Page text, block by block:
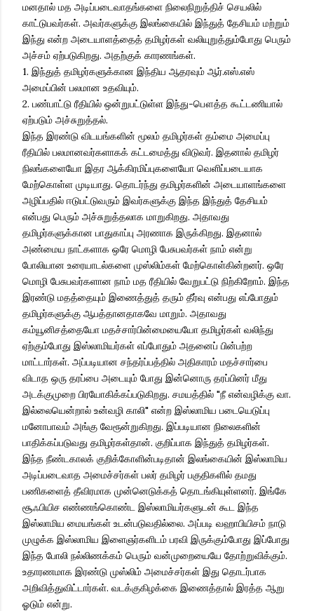
மனதால் மத அடிப்படைவாதங்களை நிலைநிறுத்திச் செயலில்
காட்டுபவர்கள். அவர்களுக்கு இலங்கையில் இந்துத் தேசியம் மற்றும்
இந்து என்ற அடையாளத்தைத் தமிழர்கள் வலியுறுத்தும்போது பெரும்
அச்சம் ஏற்படுகிறது. அதற்குக் காரணங்கள்.
1. இந்துத் தமிழர்களுக்கான இந்திய ஆதரவும் ஆர்.எஸ்.எஸ்
அமைப்பின் பலமான உதவியும்.
2. பண்பாட்டு ரீதியில் ஒன்றுபட்டுள்ள இந்து-பௌத்த கூட்டணியால்
ஏற்படும் அச்சுறுத்தல்.
இந்த இரண்டு விடயங்களின் மூலம் தமிழர்கள் தம்மை அமைப்பு
ரீதியில் பலமானவர்களாகக் கட்டமைத்து விடுவர். இதனால் தமிழர்
நிலங்களையோ இதர ஆக்கிரமிப்புகளையோ வெளிப்படையாக
மேற்கொள்ள முடியாது. தொடர்ந்து தமிழர்களின் அடையாளங்களை
அழிப்பதில் ஈடுபட்டுவரும் இவர்களுக்கு இந்த இந்துத் தேசியம்
என்பது பெரும் அச்சுறுத்தலாக மாறுகிறது. அதாவது
தமிழர்களுக்கான பாதுகாப்பு அரணாக இருக்கிறது. இதனால்
அண்மைய நாட்களாக ஒரே மொழி பேசுபவர்கள் நாம் என்று
போலியான உரையாடல்களை முஸ்லிம்கள் மேற்கொள்கின்றனர். ஒரே
மொழி பேசுபவர்களான நாம் மத ரீதியில் வேறுபட்டு நிற்கிறோம். இந்த
இரண்டு மதத்தையும் இணைத்துத் தரும் தீர்வு என்பது எப்போதும்
தமிழர்களுக்கு ஆபத்தானதாகவே மாறும். அதாவது
கம்யூனிசத்தையோ மதச்சார்பின்மையையோ தமிழர்கள் வலிந்து
ஏற்கும்போது இஸ்லாமியர்கள் எப்போதும் அதனைப் பின்பற்ற
மாட்டார்கள். அப்படியான சந்தர்ப்பத்தில் அதிகாரம் மதச்சார்பை
விடாத ஒரு தரப்பை அடையும் போது இன்னொரு தரப்பினர் மீது
அடக்குமுறை பிரயோகிக்கப்படுகிறது. சமயத்தில் "நீ என்வழிக்கு வா.
இல்லையென்றால் உன்வழி காலி" என்ற இஸ்லாமிய படையெடுப்பு
மனோபாவம் அங்கு வேரூன்றுகிறது. இப்படியான நிலைகளின்
பாதிக்கப்படுவது தமிழர்கள்தான். குறிப்பாக இந்துத் தமிழர்கள்.
இந்த நீண்டகாலக் குறிக்கோளின்படிதான் இலங்கையின் இஸ்லாமிய
அடிப்படைவாத அமைச்சர்கள் பலர் தமிழர் பகுதிகளில் தமது
பணிகளைத் தீவிரமாக முன்னெடுக்கத் தொடங்கியுள்ளனர். இங்கே
சூஃபியிச எண்ணங்கொண்ட இஸ்லாமியர்களுடன் கூட இந்த
இஸ்லாமிய மையங்கள் உடன்படுவதில்லை. அப்படி வஹாபியிசம் நாடு
முழுக்க இஸ்லாமிய இளைஞர்களிடம் பரவி இருக்கும்போது இப்போது
இந்த போலி நல்லிணக்கம் பெரும் வன்முறையையே தோற்றுவிக்கும்.
உதாரணமாக இரண்டு முஸ்லிம் அமைச்சர்கள் இது தொடர்பாக
அறிவித்துவிட்டார்கள். வடக்குகிழக்கை இணைத்தால் இரத்த ஆறு
ஓடும் என்று.